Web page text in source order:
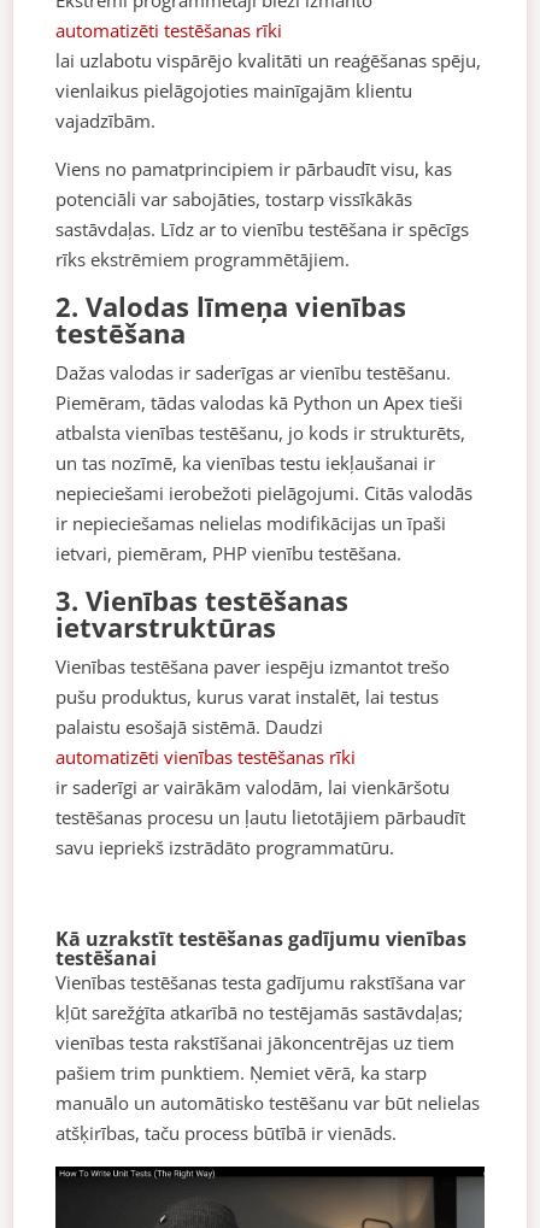
automatizēti testēšanas rīki
lai uzlabotu vispārējo kvalitāti un reaģēšanas spēju,
vienlaikus pielāgojoties mainīgajām klientu
vajadzībām.
Viens no pamatprincipiem ir pārbaudīt visu, kas
potenciāli var sabojāties, tostarp vissīkākās
sastāvdaļas. Līdz ar to vienību testēšana ir spēcīgs
rīks ekstrēmiem programmētājiem.
2. Valodas līmeņa vienības
testēšana
Dažas valodas ir saderīgas ar vienību testēšanu.
Piemēram, tādas valodas kā Python un Apex tieši
atbalsta vienības testēšanu, jo kods ir strukturēts,
un tas nozīmē, ka vienības testu iekļaušanai ir
nepieciešami ierobežoti pielāgojumi. Citās valodās
ir nepieciešamas nelielas modifikācijas un īpaši
ietvari, piemēram, PHP vienību testēšana.
3. Vienības testēšanas
ietvarstruktūras
Vienības testēšana paver iespēju izmantot trešo
pušu produktus, kurus varat instalēt, lai testus
palaistu esošajā sistēmā. Daudzi
automatizēti vienības testēšanas rīki
ir saderīgi ar vairākām valodām, lai vienkāršotu
testēšanas procesu un ļautu lietotājiem pārbaudīt
savu iepriekš izstrādāto programmatūru.
Kā uzrakstīt testēšanas gadījumu vienības
testēšanai
Vienības testēšanas testa gadījumu rakstīšana var
kļūt sarežģīta atkarībā no testējamās sastāvdaļas;
vienības testa rakstīšanai jākoncentrējas uz tiem
pašiem trim punktiem. Ņemiet vērā, ka starp
manuālo un automātisko testēšanu var būt nelielas
atšķirības, taču process būtībā ir vienāds.